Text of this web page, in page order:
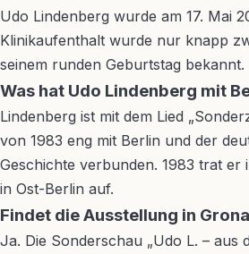
Udo Lindenberg wurde am 17. Mai
Klinikaufenthalt wurde nur knapp
seinem runden Geburtstag bekannt.
Was hat Udo Lindenberg mit
Lindenberg ist mit dem Lied
von 1983 eng mit Berlin und der
Geschichte verbunden. 1983 trat er
in Ost-Berlin auf.
Findet die Ausstellung in
Ja. Die Sonderschau „Udo L. – aus